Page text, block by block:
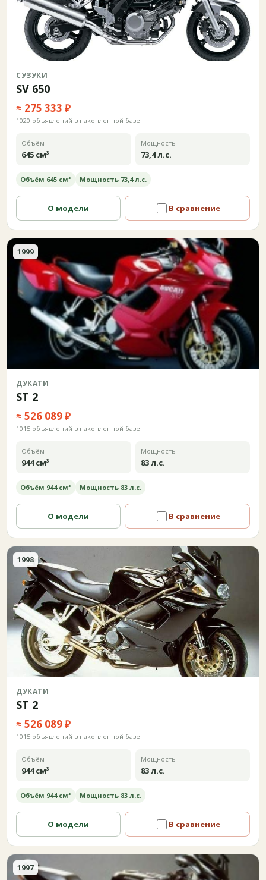
СУЗУКИ
SV 650
≈ 275 333 ₽
1020 объявлений в накопленной базе
Объём
645 см³
Мощность
73,4 л.с.
Объём 645 см³ Мощность 73,4 л.с.
О модели В сравнение
1999
ДУКАТИ
ST 2
≈ 526 089 ₽
1015 объявлений в накопленной базе
Объём
944 см³
Мощность
83 л.с.
Объём 944 см³ Мощность 83 л.с.
О модели В сравнение
1998
ДУКАТИ
ST 2
≈ 526 089 ₽
1015 объявлений в накопленной базе
Объём
944 см³
Мощность
83 л.с.
Объём 944 см³ Мощность 83 л.с.
О модели В сравнение
1997